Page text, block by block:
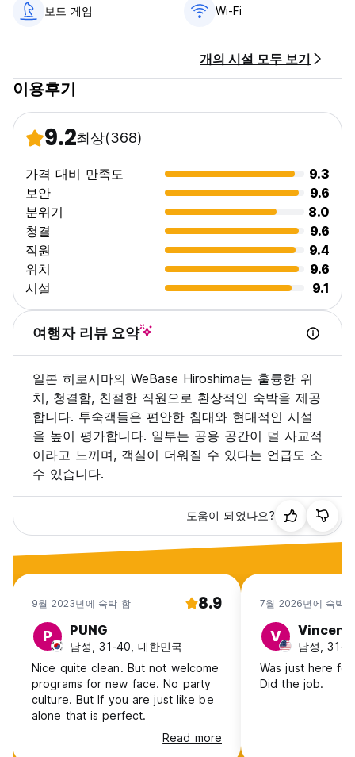
보드 게임 Wi-Fi
개의 시설 모두 보기
이용후기
9.2최상(368)
가격 대비 만족도
9.3
보안
9.6
분위기
8.0
청결
9.6
직원
9.4
위치
9.6
시설
9.1
여행자 리뷰 요약
일본 히로시마의 WeBase Hiroshima는 훌륭한 위
치, 청결함, 친절한 직원으로 환상적인 숙박을 제공
합니다. 투숙객들은 편안한 침대와 현대적인 시설
을 높이 평가합니다. 일부는 공용 공간이 덜 사교적
이라고 느끼며, 객실이 더워질 수 있다는 언급도 소
수 있습니다.
도움이 되었나요?
9월 2023년에 숙박 함 8.9
P PUNG
남성, 31-40, 대한민국
Nice quite clean. But not welcome
programs for new face. No party
culture. But If you are just like be
alone that is perfect.
Read more
7월 2026년에 숙박
V Vincent
남성, 31-
Was just here
Did the job.